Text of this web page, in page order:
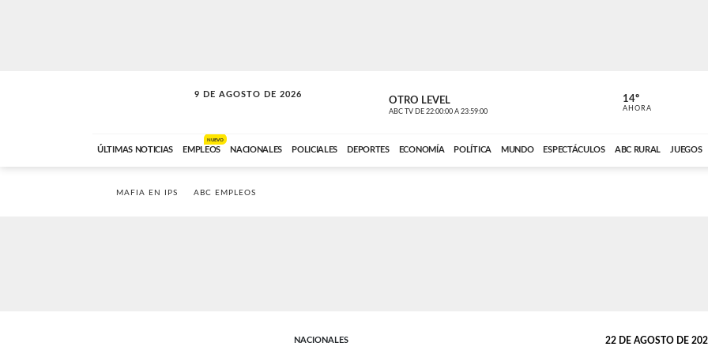
9 DE AGOSTO DE 2026
SOLO MÚSICA OTRO LEVEL
ABC TV DE 22:00:00 A 23:59:00 ABC CARDINAL
14º
AHORA
ÚLTIMAS NOTICIAS EMPLEOS
NUEVO
NACIONALES POLICIALES DEPORTES ECONOMÍA POLÍTICA MUNDO ESPECTÁCULOS ABC RURAL JUEGOS
MAFIA EN IPS ABC EMPLEOS
NACIONALES 22 DE AGOSTO DE